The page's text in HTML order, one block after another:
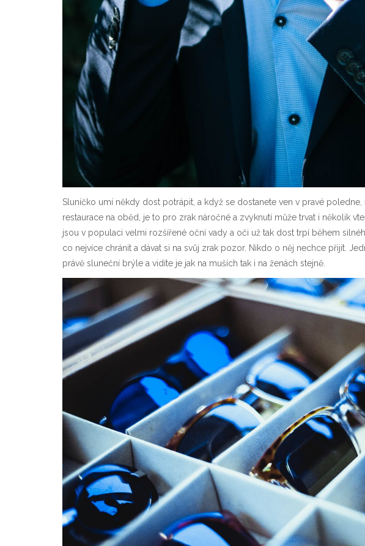
Sluníčko umí někdy dost potrápit, a když se dostanete ven v pravé
restaurace na oběd, je to pro zrak náročné a zvyknutí může trvat i několik
jsou v populaci velmi rozšířené oční vady a oči už tak dost trpí během
co nejvíce chránit a dávat si na svůj zrak pozor. Nikdo o něj nechce přijít.
právě sluneční brýle a vidíte je jak na muších tak i na ženách stejně.